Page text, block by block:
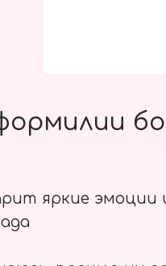
яркие эмоции